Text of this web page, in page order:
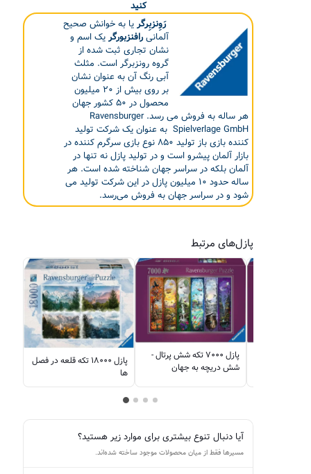
کنید
رَوِنزبِرگریا به خوانش صحیح
آلمانیرافنزبورگریک اسم و
نشان تجاری ثبت شده از
گروه رونزبرگر است. مثلث
آبی رنگ آن به عنوان نشان
بر روی بیش از ۲۰ میلیون
محصول در ۵۰ کشور جهان
هر ساله به فروش می رسد. Ravensburger
Spielverlage GmbH به عنوان یک شرکت تولید
کننده بازی باز تولید ۸۵۰ نوع بازی سرگرم کننده در
بازار آلمان پیشرو است و در تولید پازل نه تنها در
آلمان بلکه در سراسر جهان شناخته شده است. هر
ساله حدود ۱۰ میلیون پازل در این شرکت تولید می
شود و در سراسر جهان به فروش می‌رسد.
پازل‌های مرتبط
پازل ۷۰۰۰ تکه شش پرتال -
شش دریچه به جهان
پازل ۷۰۰۰ تکه زمزمه‌های
جنگل
آیا دنبال تنوع بیشتری برای موارد زیر هستید؟
مسیرها فقط از میان محصولات موجود ساخته شده‌اند.